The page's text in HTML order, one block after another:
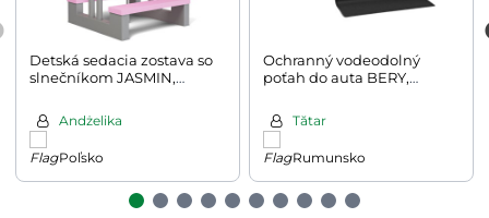
Detská sedacia zostava so
slnečníkom JASMIN,
šedáAndżelika
Poľsko
Ochranný vodeodolný
poťah do auta BERY,
Tătar
Rumunsko